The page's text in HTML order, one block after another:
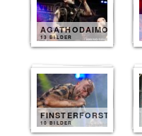
AGATHODAIMON
13 BILDER
FINSTERFORST
10 BILDER